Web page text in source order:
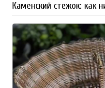
Каменский стежок: как